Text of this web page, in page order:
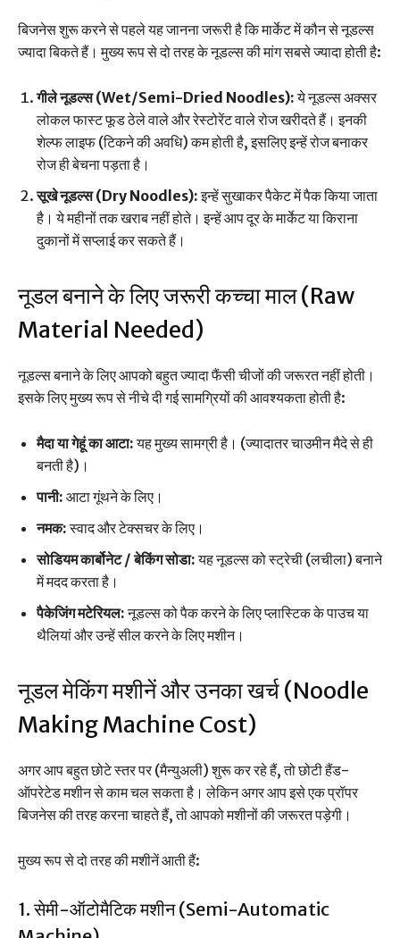
बिजनेस शुरू करने से पहले यह जानना जरूरी है कि मार्केट में कौन से नूडल्स
ज्यादा बिकते हैं। मुख्य रूप से दो तरह के नूडल्स की मांग सबसे ज्यादा होती है:
गीले नूडल्स (Wet/Semi-Dried Noodles):ये नूडल्स अक्सर
लोकल फास्ट फूड ठेले वाले और रेस्टोरेंट वाले रोज खरीदते हैं। इनकी
शेल्फ लाइफ (टिकने की अवधि) कम होती है, इसलिए इन्हें रोज बनाकर
रोज ही बेचना पड़ता है।
सूखे नूडल्स (Dry Noodles):इन्हें सुखाकर पैकेट में पैक किया जाता
है। ये महीनों तक खराब नहीं होते। इन्हें आप दूर के मार्केट या किराना
दुकानों में सप्लाई कर सकते हैं।
नूडल बनाने के लिए जरूरी कच्चा माल (Raw
Material Needed)
नूडल्स बनाने के लिए आपको बहुत ज्यादा फैंसी चीजों की जरूरत नहीं होती।
इसके लिए मुख्य रूप से नीचे दी गई सामग्रियों की आवश्यकता होती है:
मैदा या गेहूं का आटा:यह मुख्य सामग्री है। (ज्यादातर चाउमीन मैदे से ही
बनती है)।
पानी: आटा गूंथने के लिए।
नमक:स्वाद और टेक्सचर के लिए।
सोडियम कार्बोनेट / बेकिंग सोडा:यह नूडल्स को स्ट्रेची (लचीला) बनाने
में मदद करता है।
पैकेजिंग मटेरियल:नूडल्स को पैक करने के लिए प्लास्टिक के पाउच या
थैलियां और उन्हें सील करने के लिए मशीन।
नूडल मेकिंग मशीनें और उनका खर्च (Noodle
Making Machine Cost)
अगर आप बहुत छोटे स्तर पर (मैन्युअली) शुरू कर रहे हैं, तो छोटी हैंड-
ऑपरेटेड मशीन से काम चल सकता है। लेकिन अगर आप इसे एक प्रॉपर
बिजनेस की तरह करना चाहते हैं, तो आपको मशीनों की जरूरत पड़ेगी।
मुख्य रूप से दो तरह की मशीनें आती हैं:
1. सेमी-ऑटोमैटिक मशीन (Semi-Automatic